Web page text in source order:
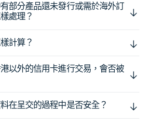
部分產品還未發行或需於海外訂
處理？
計算？
以外的信用卡進行交易，會否被
在呈交的過程中是否安全？